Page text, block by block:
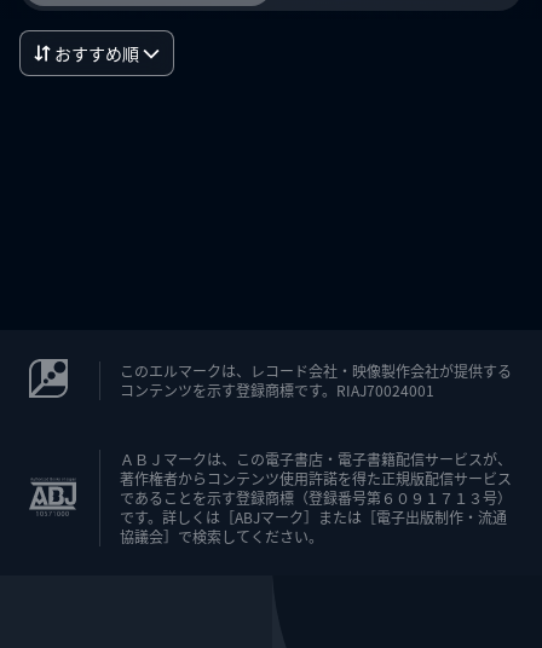
おすすめ順
このエルマークは、レコード会社・映像製作会社が提供する
コンテンツを示す登録商標です。RIAJ70024001
ＡＢＪマークは、この電子書店・電子書籍配信サービスが、
著作権者からコンテンツ使用許諾を得た正規版配信サービス
であることを示す登録商標（登録番号第６０９１７１３号）
です。詳しくは［ABJマーク］または［電子出版制作・流通
協議会］で検索してください。